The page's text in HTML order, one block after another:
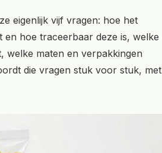
eigenlijk vijf vragen: hoe het
hoe traceerbaar deze is, welke
welke maten en verpakkingen
die vragen stuk voor stuk, met